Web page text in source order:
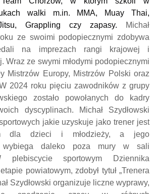
walki m.in. MMA, Muay Thai,
Grappling czy zapasy.
Michał
ze swoimi podopiecznymi zdobywa
na imprezach rangi krajowej i
Wraz ze swymi młodymi podopiecznymi
Mistrzów Europy, Mistrzów Polski oraz
2024 roku pięciu zawodników z grupy
zostało powołanych do kadry
dyscyplinach. Michał Szydłowski
jakie uzyskuje jako trener jest
dla dzieci i młodzieży, a jego
wybiega daleko poza mury w sali
plebiscycie sportowym Dziennika
etapie powiatowym, zdobył tytuł „Trenera
Szydłowski organizuje liczne wyprawy,